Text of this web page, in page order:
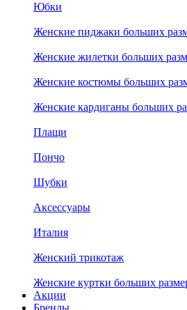
Юбки
Женские пиджаки больших
Женские жилетки больших
Женские костюмы больших
Женские кардиганы больших
Плащи
Пончо
Шубки
Аксессуары
Италия
Женский трикотаж
Женские куртки больших
Акции
Бренды